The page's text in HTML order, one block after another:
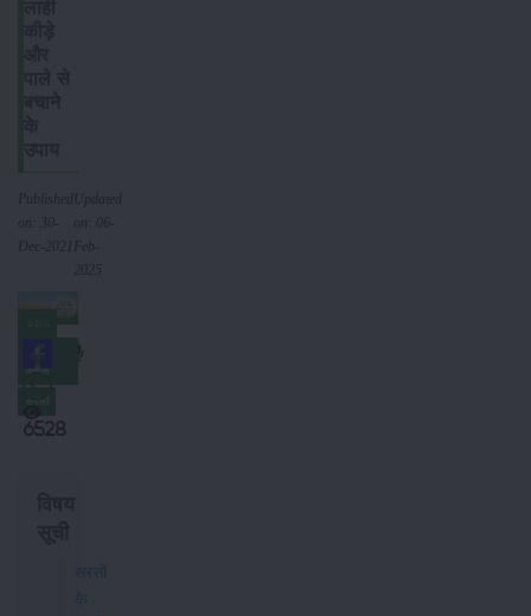
Published
on: 30-
Dec-2021
Updated
on: 06-
Feb-
नकदी
फसल
सरसों
6528
सरसों
के